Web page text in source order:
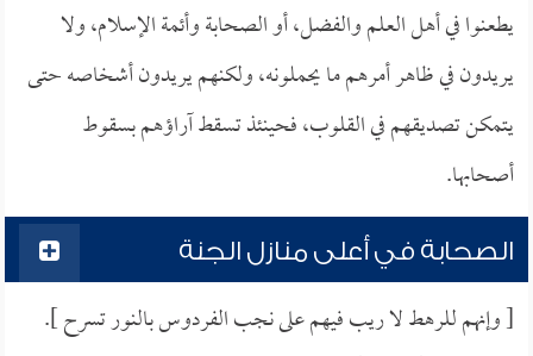
يطعنوا في أهل العلم والفضل، أو الصحابة وأئمة الإسلام، ولا
يريدون في ظاهر أمرهم ما يحملونه، ولكنهم يريدون أشخاصه حتى
يتمكن تصديقهم في القلوب، فحينئذ تسقط آراؤهم بسقوط
أصحابها.
الصحابة في أعلى منازل الجنة
[ وإنهم للرهط لا ريب فيهم على نجب الفردوس بالنور تسرح ].